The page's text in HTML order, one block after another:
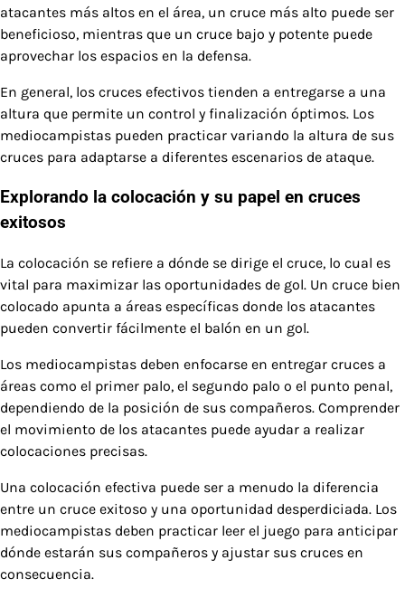
atacantes más altos en el área, un cruce más alto puede ser
beneficioso, mientras que un cruce bajo y potente puede
aprovechar los espacios en la defensa.
En general, los cruces efectivos tienden a entregarse a una
altura que permite un control y finalización óptimos. Los
mediocampistas pueden practicar variando la altura de sus
cruces para adaptarse a diferentes escenarios de ataque.
Explorando la colocación y su papel en cruces
exitosos
La colocación se refiere a dónde se dirige el cruce, lo cual es
vital para maximizar las oportunidades de gol. Un cruce bien
colocado apunta a áreas específicas donde los atacantes
pueden convertir fácilmente el balón en un gol.
Los mediocampistas deben enfocarse en entregar cruces a
áreas como el primer palo, el segundo palo o el punto penal,
dependiendo de la posición de sus compañeros. Comprender
el movimiento de los atacantes puede ayudar a realizar
colocaciones precisas.
Una colocación efectiva puede ser a menudo la diferencia
entre un cruce exitoso y una oportunidad desperdiciada. Los
mediocampistas deben practicar leer el juego para anticipar
dónde estarán sus compañeros y ajustar sus cruces en
consecuencia.